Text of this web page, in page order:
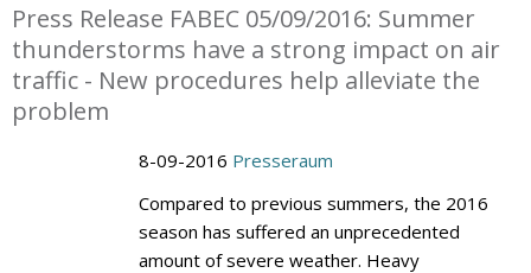
Press Release FABEC 05/09/2016: Summer
thunderstorms have a strong impact on air
traffic - New procedures help alleviate the
problem
8-09-2016 Presseraum
Compared to previous summers, the 2016
season has suffered an unprecedented
amount of severe weather. Heavy